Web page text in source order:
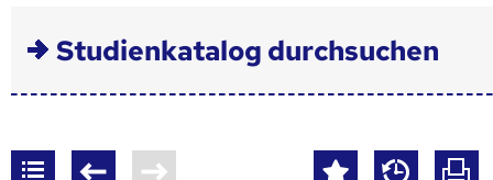
Studienkatalog durchsuchen